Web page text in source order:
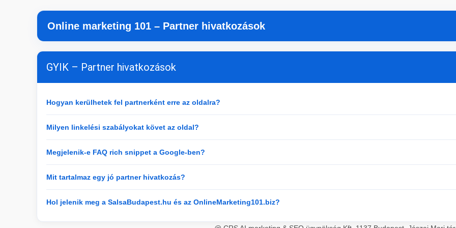
Online marketing 101 – Partner hivatkozások
GYIK – Partner hivatkozások
Hogyan kerülhetek fel partnerként erre az oldalra?
Milyen linkelési szabályokat követ az oldal?
Megjelenik-e FAQ rich snippet a Google-ben?
Mit tartalmaz egy jó partner hivatkozás?
Hol jelenik meg a SalsaBudapest.hu és az OnlineMarketing101.biz?